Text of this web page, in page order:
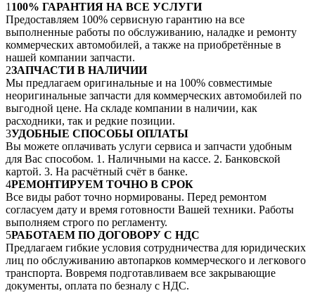
1 100% ГАРАНТИЯ НА ВСЕ УСЛУГИ
Предоставляем 100% сервисную гарантию на все
выполненные работы по обслуживанию, наладке и ремонту
коммерческих автомобилей, а также на приобретённые в
нашей компании запчасти.
2ЗАПЧАСТИ В НАЛИЧИИ
Мы предлагаем оригинальные и на 100% совместимые
неоригинальные запчасти для коммерческих автомобилей по
выгодной цене. На складе компании в наличии, как
расходники, так и редкие позиции.
3УДОБНЫЕ СПОСОБЫ ОПЛАТЫ
Вы можете оплачивать услуги сервиса и запчасти удобным
для Вас способом. 1. Наличными на кассе. 2. Банковской
картой. 3. На расчётный счёт в банке.
4РЕМОНТИРУЕМ ТОЧНО В СРОК
Все виды работ точно нормированы. Перед ремонтом
согласуем дату и время готовности Вашей техники. Работы
выполняем строго по регламенту.
5РАБОТАЕМ ПО ДОГОВОРУ С НДС
Предлагаем гибкие условия сотрудничества для юридических
лиц по обслуживанию автопарков коммерческого и легкового
транспорта. Вовремя подготавливаем все закрывающие
документы, оплата по безналу с НДС.